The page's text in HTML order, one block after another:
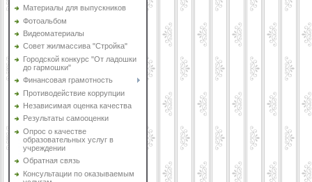
Материалы для выпускников
Фотоальбом
Видеоматериалы
Совет жилмассива "Стройка"
Городской конкурс "От ладошки
до гармошки"
Финансовая грамотность
Противодействие коррупции
Независимая оценка качества
Результаты самооценки
Опрос о качестве
образовательных услуг в
учреждении
Обратная связь
Консультации по оказываемым